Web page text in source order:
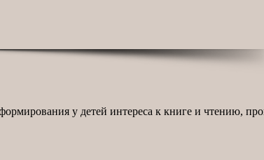
у детей интереса к книге и чтению,